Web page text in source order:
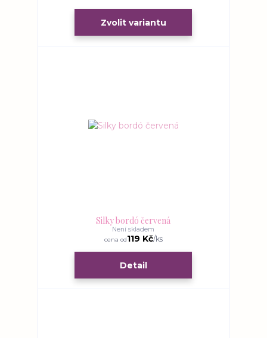
Zvolit variantu
Silky bordó červená
cena od119 Kč/ks
Není skladem
Detail